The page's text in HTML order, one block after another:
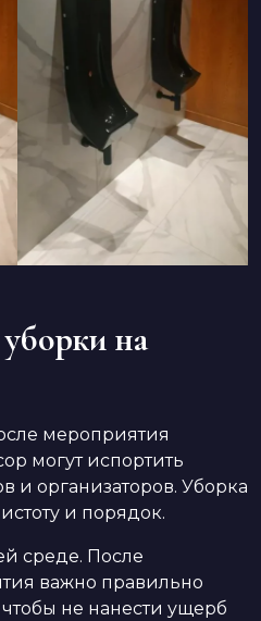
на
мероприятия
могут испортить
и организаторов. Уборка
и порядок.
среде. После
важно правильно
не нанести ущерб